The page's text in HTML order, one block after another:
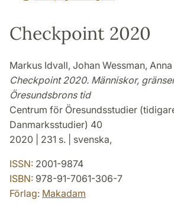
Checkpoint 2020
Markus Idvall, Johan Wessman,
Checkpoint 2020. Människor,
Öresundsbrons tid
Centrum för Öresundsstudier
Danmarksstudier) 40
2020 | 231 s. | svenska,
ISSN: 2001-9874
ISBN: 978-91-7061-306-7
Förlag: Makadam